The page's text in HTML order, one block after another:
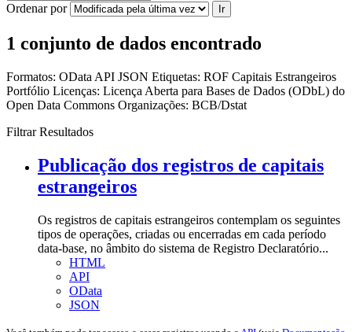
Ordenar por Ir
1 conjunto de dados encontrado
Formatos: OData API JSON Etiquetas: ROF Capitais Estrangeiros
Portfólio Licenças: Licença Aberta para Bases de Dados (ODbL) do
Open Data Commons Organizações: BCB/Dstat
Filtrar Resultados
Publicação dos registros de capitais
estrangeiros
Os registros de capitais estrangeiros contemplam os seguintes
tipos de operações, criadas ou encerradas em cada período
data-base, no âmbito do sistema de Registro Declaratório...
HTML
API
OData
JSON